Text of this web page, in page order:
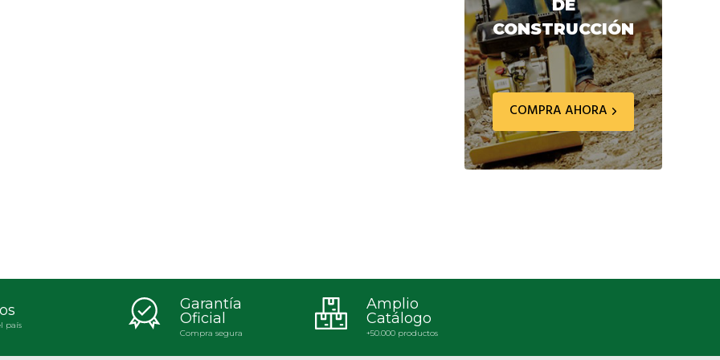
DE
CONSTRUCCIÓN
COMPRA AHORA
país
Garantía
Oficial
Compra segura
Amplio
Catálogo
+50.000 productos